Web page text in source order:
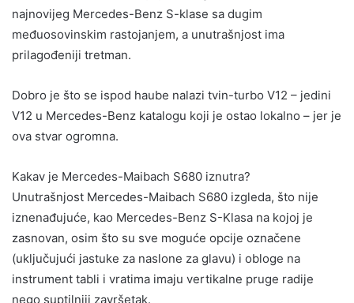
najnovijeg Mercedes-Benz S-klase sa dugim
međuosovinskim rastojanjem, a unutrašnjost ima
prilagođeniji tretman.
Dobro je što se ispod haube nalazi tvin-turbo V12 – jedini
V12 u Mercedes-Benz katalogu koji je ostao lokalno – jer je
ova stvar ogromna.
Kakav je Mercedes-Maibach S680 iznutra?
Unutrašnjost Mercedes-Maibach S680 izgleda, što nije
iznenađujuće, kao Mercedes-Benz S-Klasa na kojoj je
zasnovan, osim što su sve moguće opcije označene
(uključujući jastuke za naslone za glavu) i obloge na
instrument tabli i vratima imaju vertikalne pruge radije
nego suptilniji završetak.